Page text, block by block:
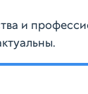
и